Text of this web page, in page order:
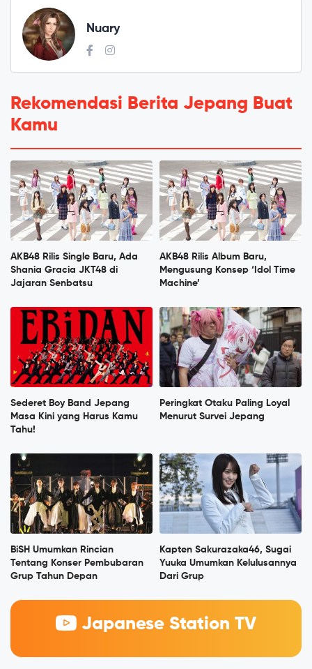
Nuary
Rekomendasi Berita Jepang Buat
Kamu
AKB48 Rilis Single Baru, Ada
Shania Gracia JKT48 di
Jajaran Senbatsu
AKB48 Rilis Album Baru,
Mengusung Konsep ‘Idol Time
Machine’
Sederet Boy Band Jepang
Masa Kini yang Harus Kamu
Tahu!
Peringkat Otaku Paling Loyal
Menurut Survei Jepang
BiSH Umumkan Rincian
Tentang Konser Pembubaran
Grup Tahun Depan
Kapten Sakurazaka46, Sugai
Yuuka Umumkan Kelulusannya
Dari Grup
Japanese Station TV